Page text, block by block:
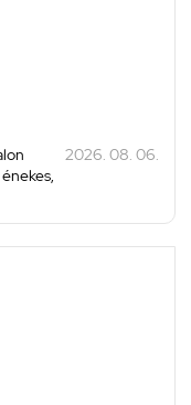
2026. 08. 06.